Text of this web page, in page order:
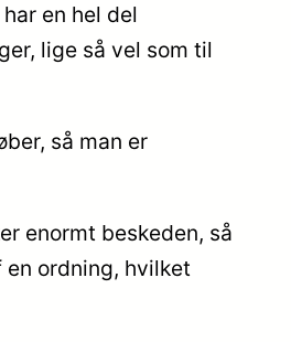
en hel del
lige så vel som til
så man er
enormt beskeden, så
ordning, hvilket